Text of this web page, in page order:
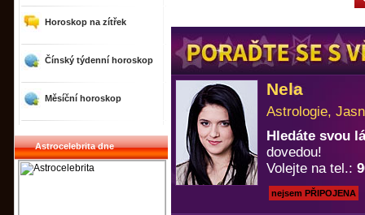
Horoskop na zítřek
Čínský týdenní horoskop
Měsíční horoskop
Astrocelebrita dne
Nela
Astrologie,
Hledáte svou
dovedou!
Volejte na tel.:
nejsem PŘIPOJENA